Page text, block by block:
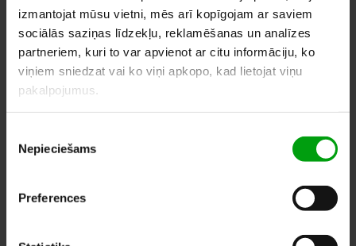
izmantojat mūsu vietni, mēs arī kopīgojam ar saviem
sociālās saziņas līdzekļu, reklamēšanas un analīzes
partneriem, kuri to var apvienot ar citu informāciju, ko
viņiem sniedzat vai ko viņi apkopo, kad lietojat viņu
pakalpojumus.
izvēle
Nepieciešams
Preferences